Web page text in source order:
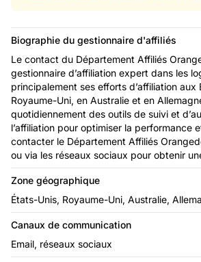
Biographie du gestionnaire d'affiliés
Le contact du Département Affiliés
gestionnaire d’affiliation expert dans les
principalement ses efforts d’affiliation aux
Royaume-Uni, en Australie et en
quotidiennement des outils de suivi et
l’affiliation pour optimiser la performance
contacter le Département Affiliés
ou via les réseaux sociaux pour obtenir
Zone géographique
États-Unis, Royaume-Uni, Australie,
Canaux de communication
Email, réseaux sociaux